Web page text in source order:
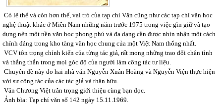
Có lẽ thế và còn hơn thế, vai trò của tạp chí Văn cũng như các tạp chí văn học
nghệ thuật khác ở Miền Nam những năm trước 1975 trong việc gìn giữ và tạo
dựng nên một nền văn học phong phú và đa dạng cần được nhìn nhận một cách
chính đáng trong kho tàng văn học chung của một Việt Nam thống nhất.
VCV tôn trọng chính kiến của từng tác giả, rất mong những trao đổi chân tình
và thẳng thắn trong mọi góc độ của người làm công tác tư liệu.
Chuyên đề này do hai nhà văn Nguyễn Xuân Hoàng và Nguyễn Viện thực hiện
với sự cộng tác của các tác giả và thân hữu.
Văn Chương Việt trân trọng giới thiệu cùng bạn đọc.
Ảnh bìa: Tạp chí văn số 142 ngày 15.11.1969.